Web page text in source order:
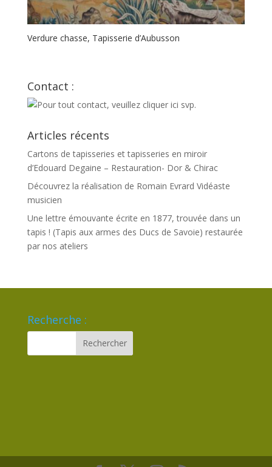
Verdure chasse, Tapisserie d’Aubusson
Contact :
Articles récents
Cartons de tapisseries et tapisseries en miroir
d’Edouard Degaine – Restauration- Dor & Chirac
Découvrez la réalisation de Romain Evrard Vidéaste
musicien
Une lettre émouvante écrite en 1877, trouvée dans un
tapis ! (Tapis aux armes des Ducs de Savoie) restaurée
par nos ateliers
Recherche :